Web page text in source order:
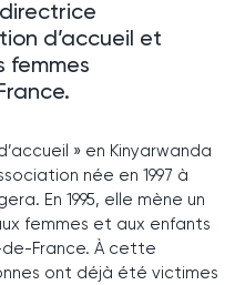
d’accueil et
femmes
» en Kinyarwanda
née en 1997 à
En 1995, elle mène un
femmes et aux enfants
France. À cette
ont déjà été victimes